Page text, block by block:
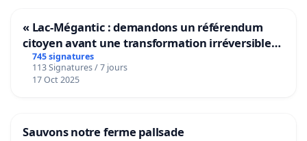
« Lac-Mégantic : demandons un référendum
citoyen avant une transformation irréversible
de notre territoire »
745 signatures
113 Signatures / 7 jours
17 Oct 2025
Sauvons notre ferme pallsade